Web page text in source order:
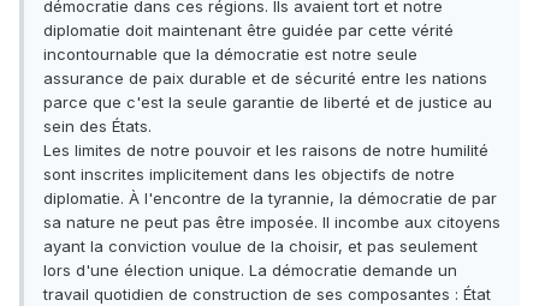
démocratie dans ces régions. Ils avaient tort et notre
diplomatie doit maintenant être guidée par cette vérité
incontournable que la démocratie est notre seule
assurance de paix durable et de sécurité entre les nations
parce que c'est la seule garantie de liberté et de justice au
sein des États.
Les limites de notre pouvoir et les raisons de notre humilité
sont inscrites implicitement dans les objectifs de notre
diplomatie. À l'encontre de la tyrannie, la démocratie de par
sa nature ne peut pas être imposée. Il incombe aux citoyens
ayant la conviction voulue de la choisir, et pas seulement
lors d'une élection unique. La démocratie demande un
travail quotidien de construction de ses composantes : État